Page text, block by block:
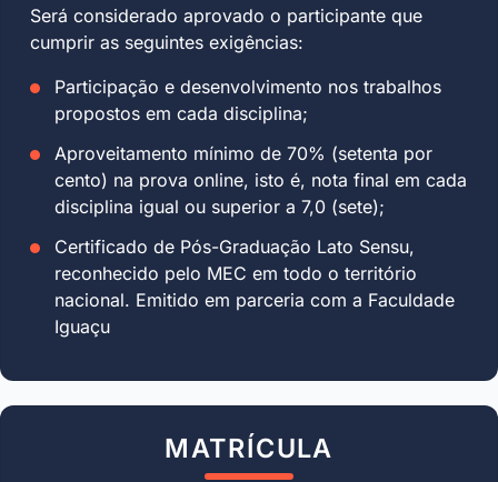
Será considerado aprovado o participante que
cumprir as seguintes exigências:
Participação e desenvolvimento nos trabalhos
propostos em cada disciplina;
Aproveitamento mínimo de 70% (setenta por
cento) na prova online, isto é, nota final em cada
disciplina igual ou superior a 7,0 (sete);
Certificado de Pós-Graduação Lato Sensu,
reconhecido pelo MEC em todo o território
nacional. Emitido em parceria com a Faculdade
Iguaçu
MATRÍCULA